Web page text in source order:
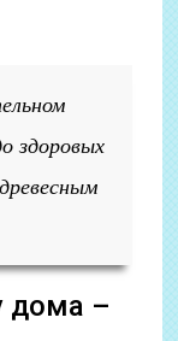
здоровых
дома –